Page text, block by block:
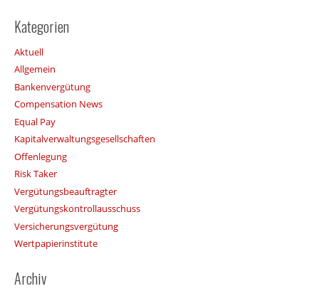
Kategorien
Aktuell
Allgemein
Bankenvergütung
Compensation News
Equal Pay
Kapitalverwaltungsgesellschaften
Offenlegung
Risk Taker
Vergütungsbeauftragter
Vergütungskontrollausschuss
Versicherungsvergütung
Wertpapierinstitute
Archiv